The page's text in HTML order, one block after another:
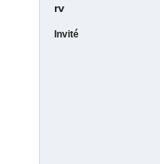
rv
Invité